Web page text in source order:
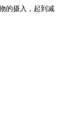
的摄入，起到减